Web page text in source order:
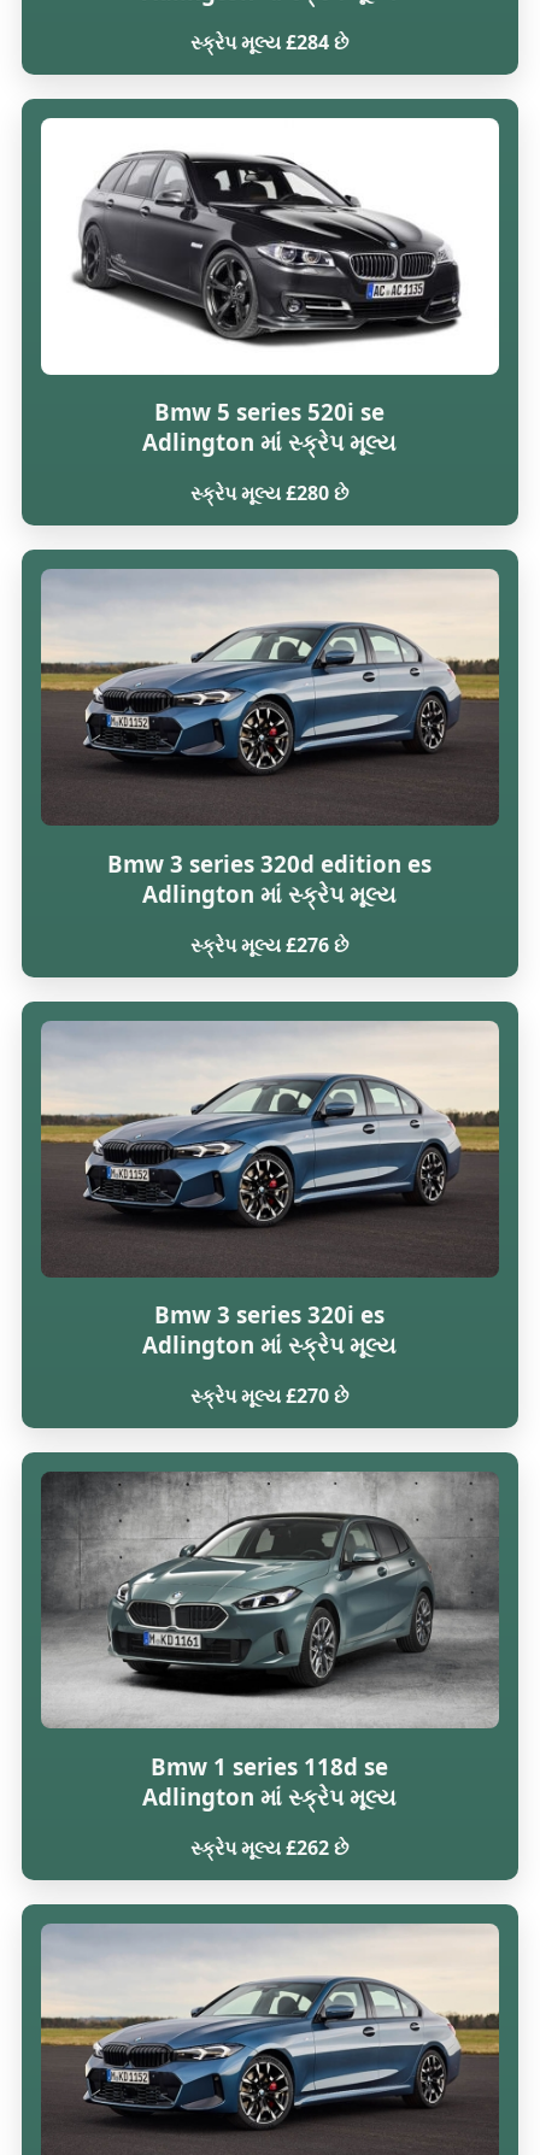
સ્ક્રેપ મૂલ્ય £284 છે
Bmw 5 series 520i se
Adlington માં સ્ક્રેપ મૂલ્ય
સ્ક્રેપ મૂલ્ય £280 છે
Bmw 3 series 320d edition es
Adlington માં સ્ક્રેપ મૂલ્ય
સ્ક્રેપ મૂલ્ય £276 છે
Bmw 3 series 320i es
Adlington માં સ્ક્રેપ મૂલ્ય
સ્ક્રેપ મૂલ્ય £270 છે
Bmw 1 series 118d se
Adlington માં સ્ક્રેપ મૂલ્ય
સ્ક્રેપ મૂલ્ય £262 છે